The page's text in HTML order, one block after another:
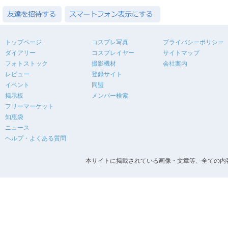
トップページ
ダイアリー
フォトストック
レビュー
イベント
掲示板
フリーマーケット
知恵袋
ニュース
ヘルプ・よくある質問
コスプレ写真
コスプレイヤー
撮影機材
登録サイト
同盟
メンバー検索
プライバシーポリシー
サイトマップ
会社案内
本サイトに掲載されている画像・文章等、全ての